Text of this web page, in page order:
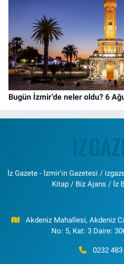
Bugün İzmir’de neler oldu? 6
İz Gazete - İzmir'in Gazetesi /
Kitap / Biz Ajans / İz
Akdeniz Mahallesi, Akdeniz
No: 5, Kat: 3 Daire:
0232